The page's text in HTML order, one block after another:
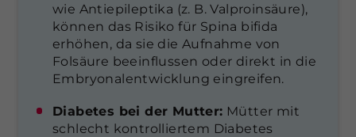
wie Antiepileptika (z. B. Valproinsäure),
können das Risiko für Spina bifida
erhöhen, da sie die Aufnahme von
Folsäure beeinflussen oder direkt in die
Embryonalentwicklung eingreifen.
Diabetes bei der Mutter: Mütter mit
schlecht kontrolliertem Diabetes